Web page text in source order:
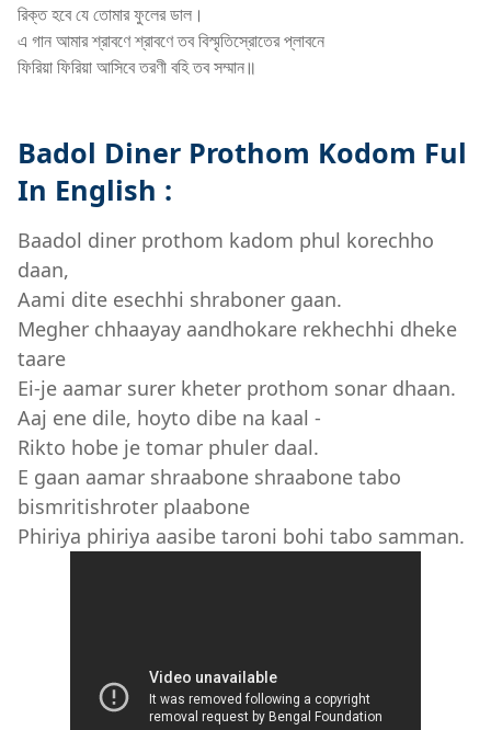
রিক্ত হবে যে তোমার ফুলের ডাল।
এ গান আমার শ্রাবণে শ্রাবণে তব বিস্মৃতিস্রোতের প্লাবনে
ফিরিয়া ফিরিয়া আসিবে তরণী বহি তব সম্মান॥
Badol Diner Prothom Kodom Ful
In English :
Baadol diner prothom kadom phul korechho
daan,
Aami dite esechhi shraboner gaan.
Megher chhaayay aandhokare rekhechhi dheke
taare
Ei-je aamar surer kheter prothom sonar dhaan.
Aaj ene dile, hoyto dibe na kaal -
Rikto hobe je tomar phuler daal.
E gaan aamar shraabone shraabone tabo
bismritishroter plaabone
Phiriya phiriya aasibe taroni bohi tabo samman.